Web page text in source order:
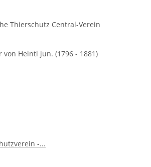
Thierschutz Central-Verein
von Heintl jun. (1796 - 1881)